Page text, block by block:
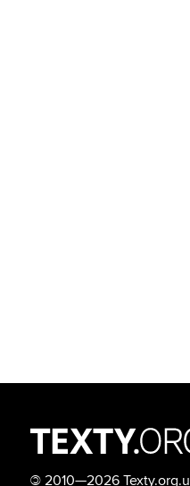
© 2010—2026